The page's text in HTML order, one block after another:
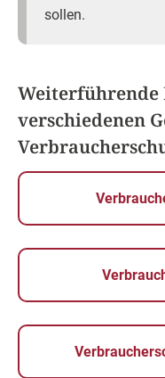
sollen.
Weiterführende
verschiedenen